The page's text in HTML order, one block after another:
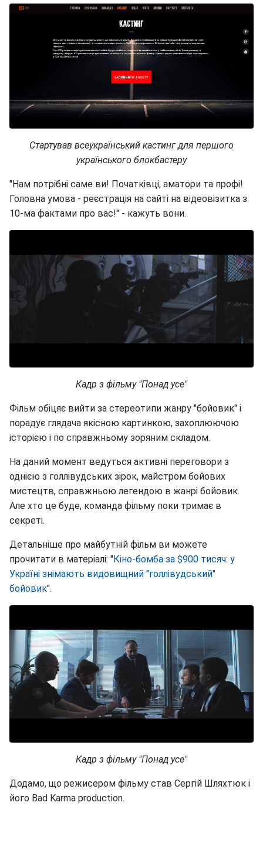
Стартував всеукраїнський кастинг для першого
українського блокбастеру
"Нам потрібні саме ви! Початківці, аматори та профі!
Головна умова - реєстрація на сайті на відеовізитка з
10-ма фактами про вас!" - кажуть вони.
Кадр з фільму "Понад усе"
Фільм обіцяє вийти за стереотипи жанру "бойовик" і
порадує глядача якісною картинкою, захоплюючою
історією і по справжньому зоряним складом.
На даний момент ведуться активні переговори з
однією з голлівудських зірок, майстром бойових
мистецтв, справжньою легендою в жанрі бойовик.
Але хто це буде, команда фільму поки тримає в
секреті.
Детальніше про майбутній фільм ви можете
прочитати в матеріалі: "Кіно-бомба за $900 тисяч: у
Україні знімають видовищний "голлівудський"
бойовик".
Кадр з фільму "Понад усе"
Додамо, що режисером фільму став Сергій Шляхтюк і
його Bad Karma production.